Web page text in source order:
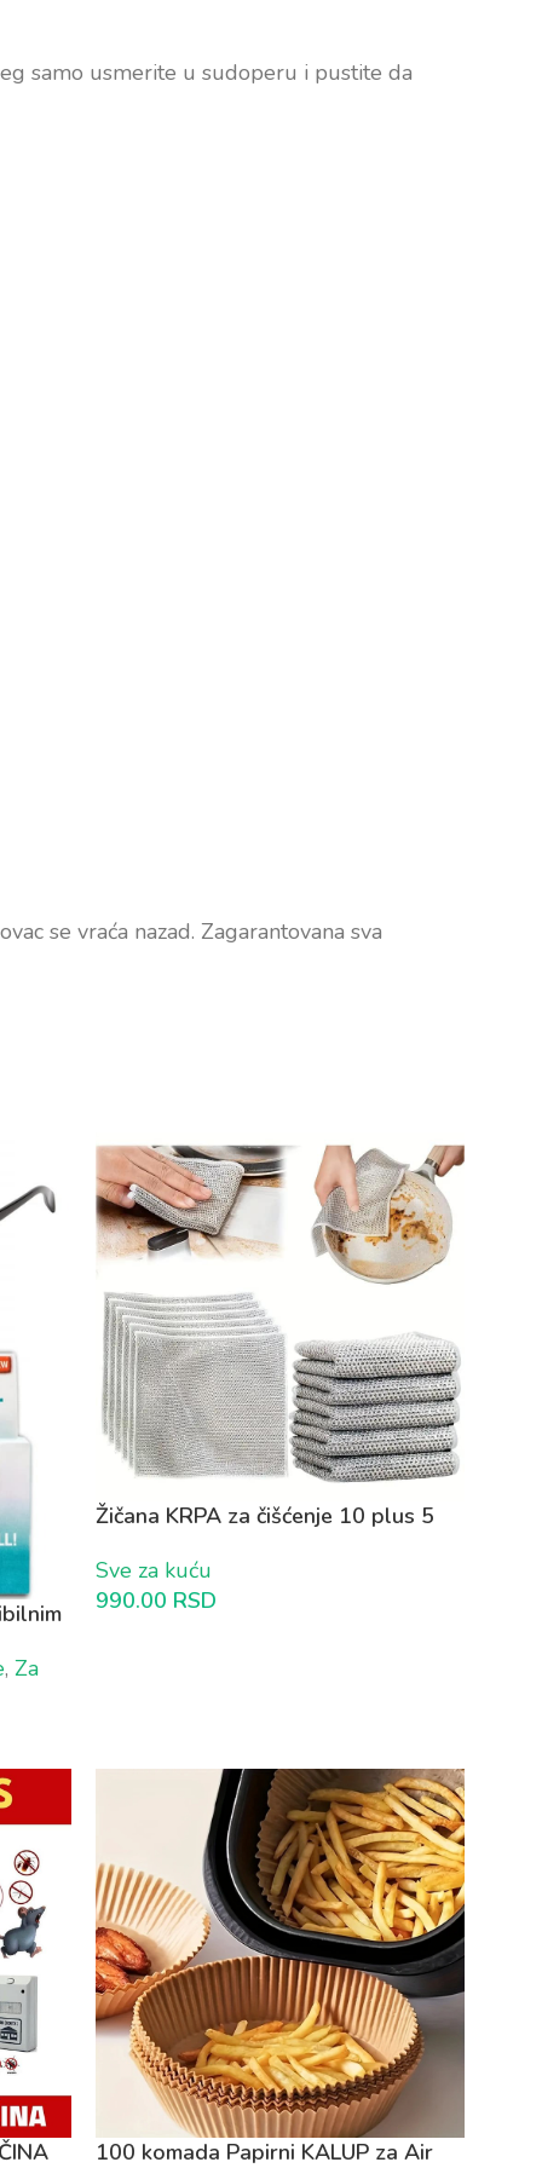
samo usmerite u sudoperu i pustite da
se vraća nazad. Zagarantovana sva
, Za
Žičana KRPA za čišćenje 10 plus 5
Sve za kuću
990.00 RSD
100 komada Papirni KALUP za Air